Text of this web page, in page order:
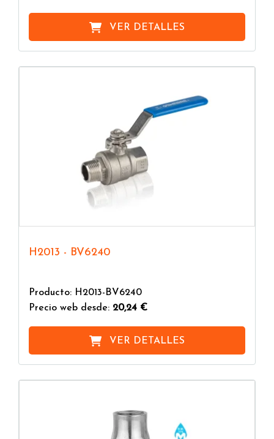
VER DETALLES
H2013 - BV6240
Producto: H2013-BV6240
Precio web desde: 20,24 €
VER DETALLES